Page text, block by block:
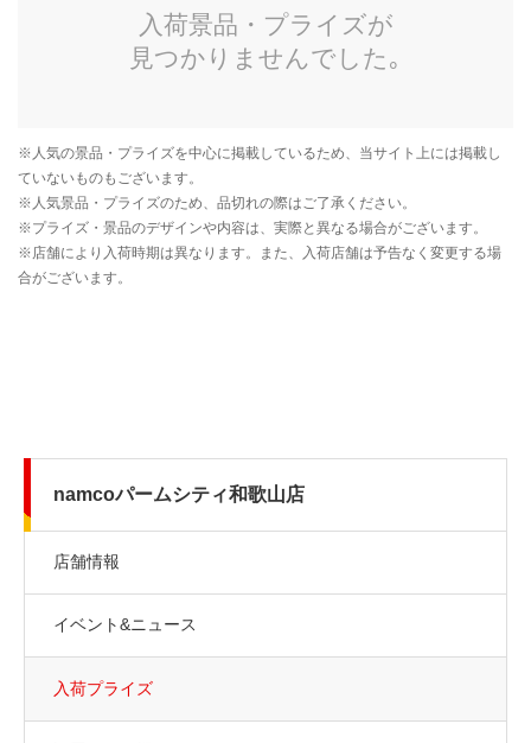
namcoパームシティ和歌山店
店舗情報
イベント&ニュース
入荷プライズ